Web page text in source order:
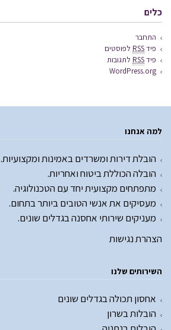
כלים
התחבר
פידRSS לפוסטים
פידRSS לתגובות
WordPress.org
למה אנחנו
הובלת דירות ומשרדים באמינות ומקצועיות.
הובלה הכוללת ביטוח ואחריות.
מתפתחים מקצועית יחד עם הטכנולוגיה.
מעסיקים את אנשי הטובים ביותר בתחום.
מעניקים שירותי אחסנה בגדלים שונים.
הצהרת נגישות
השירותים שלנו
אחסון תכולה בגדלים שונים
הובלות בשרון